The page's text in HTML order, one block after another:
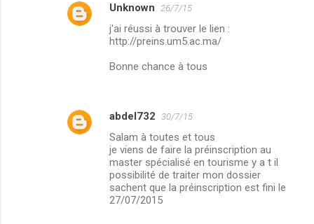
Unknown 26/7/15
j'ai réussi à trouver le lien :
http://preins.um5.ac.ma/
Bonne chance à tous
abdel732 30/7/15
Salam à toutes et tous
je viens de faire la préinscription au
master spécialisé en tourisme y a t il
possibilité de traiter mon dossier
sachent que la préinscription est fini le
27/07/2015